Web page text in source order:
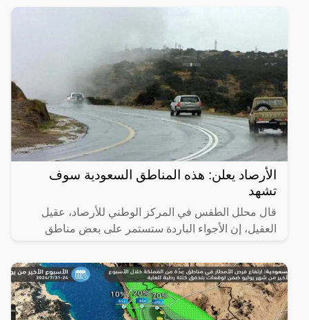
الأرصاد يعلن: هذه المناطق السعودية سوف
تشهد
قال محلل الطقس في المركز الوطني للأرصاد، عقيل
العقيل، إن الأجواء الباردة ستستمر على بعض مناطق